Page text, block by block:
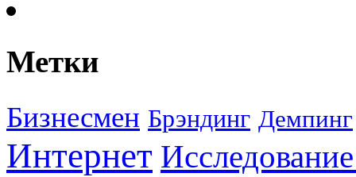
Метки
Бизнесмен Брэндинг Демпинг
Интернет